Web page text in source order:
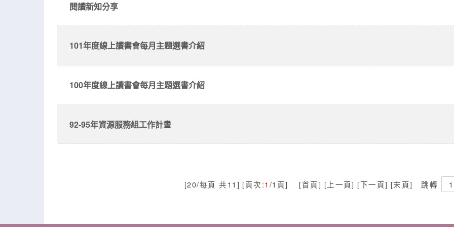
閱讀新知分享
101年度線上讀書會每月主題選書介紹
100年度線上讀書會每月主題選書介紹
92-95年資源服務組工作計畫
[20/每頁 共11] [頁次:1 /1頁] [首頁] [上一頁] [下一頁] [末頁] 跳轉